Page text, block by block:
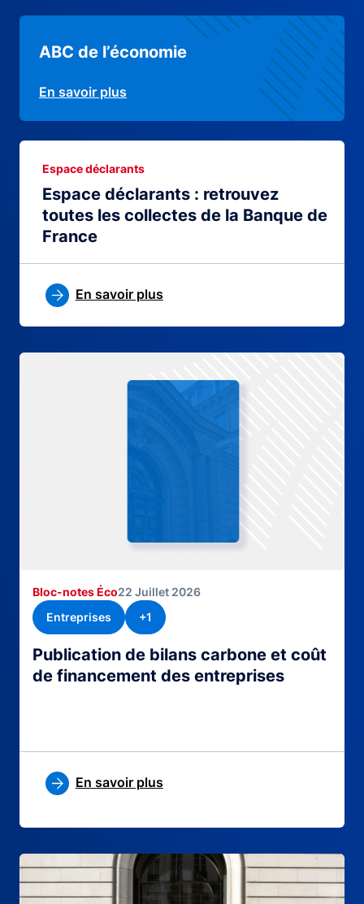
Publication de bilans carbone et coût
de financement des entreprises
Bloc-notes Éco22 Juillet 2026
Entreprises
+1
En savoir plus
ABC de l’économie
En savoir plus
Espace déclarants : retrouvez
toutes les collectes de la Banque de
France
Espace déclarants
En savoir plus